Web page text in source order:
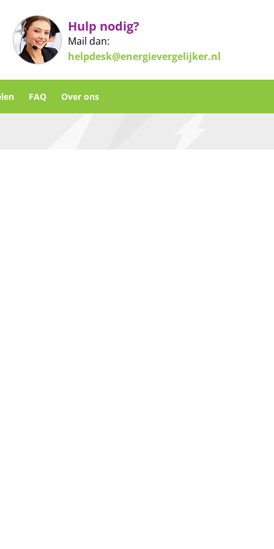
Hulp nodig?
Mail dan:
helpdesk@energievergelijker.nl
FAQ Over ons